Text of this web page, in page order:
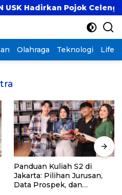
Hadirkan Pojok Celengan,
Olahraga Teknologi
Panduan Kuliah S2 di
Jakarta: Pilihan Jurusan,
Data Prospek, dan